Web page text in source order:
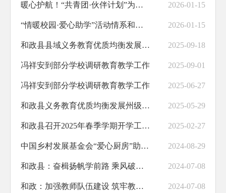
职业培训
义务教育
饮水安全
交通运输
基层政务公开标准化规范化
暖心护航！“共青团·伙伴计划”为我县青少年儿童送上假期成长大礼包 2026-01-15
“情暖校园·爱心助学”活动情系和政山区学子 2026-01-15
和政县县域义务教育优质均衡发展工作省级督导评估反馈会召开 2025-09-18
冯祥安到部分学校调研教育教学工作 2025-09-01
冯祥安到部分学校调研教育教学工作 2025-06-27
和政县义务教育优质均衡发展州级复核情况反馈会召开 2025-05-29
和政县召开2025年春季学期开学工作会议 2025-02-27
中国乡村发展基金会“爱心厨房”助力和政乡村教育 2024-08-29
和政县：奋楫扬帆学前路 乘风破浪谱新篇 2024-07-08
和政：加强教师队伍建设 筑牢教育强县根基 2024-07-08